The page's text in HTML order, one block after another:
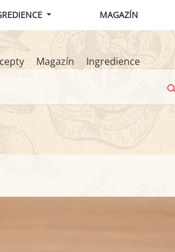
MAGAZÍN
Magazín Ingredience